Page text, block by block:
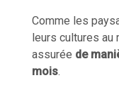
Comme les
leurs cultures au
assurée de
mois.